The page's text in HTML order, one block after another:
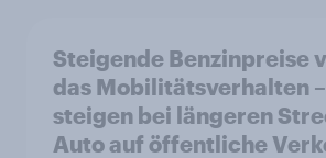
Steigende Benzinpreise
das Mobilitätsverhalten
steigen bei längeren
Auto auf öffentliche